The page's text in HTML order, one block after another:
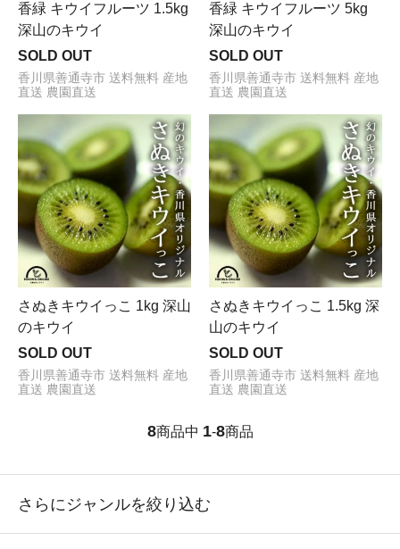
香緑 キウイフルーツ 1.5kg
深山のキウイ
SOLD OUT
香川県善通寺市 送料無料 産地
直送 農園直送
香緑 キウイフルーツ 5kg
深山のキウイ
SOLD OUT
香川県善通寺市 送料無料 産地
直送 農園直送
さぬきキウイっこ 1kg 深山
のキウイ
SOLD OUT
香川県善通寺市 送料無料 産地
直送 農園直送
さぬきキウイっこ 1.5kg 深
山のキウイ
SOLD OUT
香川県善通寺市 送料無料 産地
直送 農園直送
8商品中 1-8商品
さらにジャンルを絞り込む